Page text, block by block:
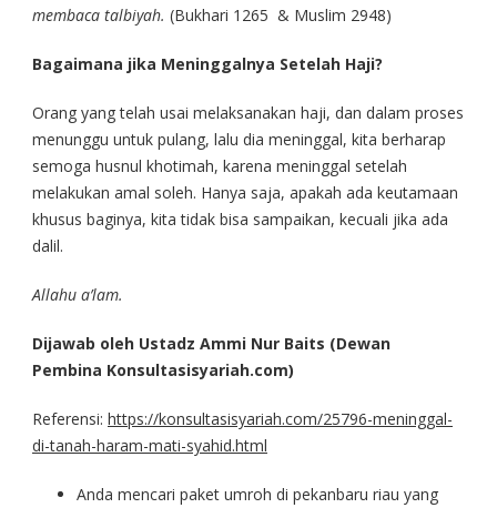
membaca talbiyah. (Bukhari 1265 & Muslim 2948)
Bagaimana jika Meninggalnya Setelah Haji?
Orang yang telah usai melaksanakan haji, dan dalam proses
menunggu untuk pulang, lalu dia meninggal, kita berharap
semoga husnul khotimah, karena meninggal setelah
melakukan amal soleh. Hanya saja, apakah ada keutamaan
khusus baginya, kita tidak bisa sampaikan, kecuali jika ada
dalil.
Allahu a’lam.
Dijawab oleh Ustadz Ammi Nur Baits (Dewan
Pembina Konsultasisyariah.com)
Referensi: https://konsultasisyariah.com/25796-meninggal-
di-tanah-haram-mati-syahid.html
Anda mencari paket umroh di pekanbaru riau yang